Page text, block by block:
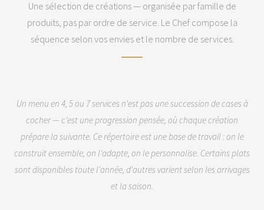
Une sélection de créations — organisée par famille de
produits, pas par ordre de service. Le Chef compose la
séquence selon vos envies et le nombre de services.
Un menu en 4, 5 ou 7 services n'est pas une succession de cases à
cocher — c'est une progression pensée, où chaque création
prépare la suivante. Ce répertoire est une base de travail : on le
construit ensemble, on l'adapte, on le personnalise. Certains plats
sont disponibles toute l'année, d'autres varient selon les arrivages
et la saison.